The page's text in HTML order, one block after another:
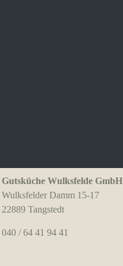
Gutsküche Wulksfelde GmbH
Wulksfelder Damm 15-17
22889 Tangstedt
040 / 64 41 94 41